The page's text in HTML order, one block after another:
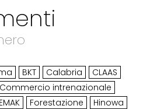
BKT Calabria
CLAAS
Commercio intrenazionale
EMAK Forestazione
Hinowa